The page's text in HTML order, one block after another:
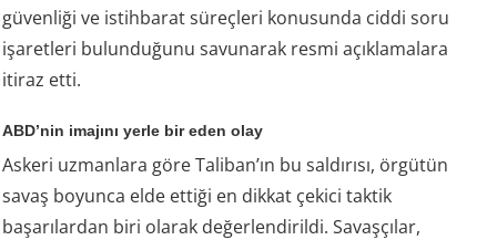
güvenliği ve istihbarat süreçleri konusunda ciddi soru
işaretleri bulunduğunu savunarak resmi açıklamalara
itiraz etti.
ABD’nin imajını yerle bir eden olay
Askeri uzmanlara göre Taliban’ın bu saldırısı, örgütün
savaş boyunca elde ettiği en dikkat çekici taktik
başarılardan biri olarak değerlendirildi. Savaşçılar,